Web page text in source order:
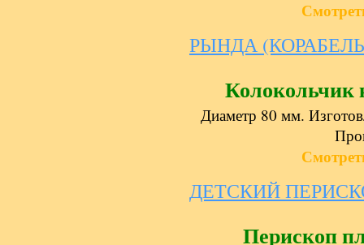
РЫНДА
Диаметр 80 мм.
ДЕТСКИЙ
Перископ